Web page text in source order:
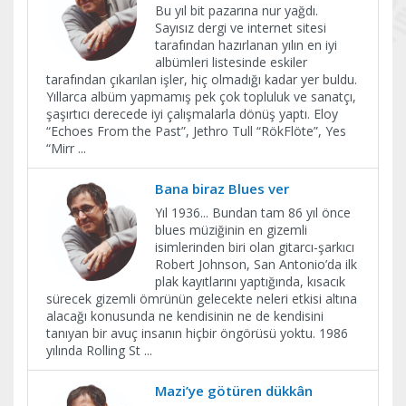
Bu yıl bit pazarına nur yağdı.
Sayısız dergi ve internet sitesi
tarafından hazırlanan yılın en iyi
albümleri listesinde eskiler
tarafından çıkarılan işler, hiç olmadığı kadar yer buldu.
Yıllarca albüm yapmamış pek çok topluluk ve sanatçı,
şaşırtıcı derecede iyi çalışmalarla dönüş yaptı. Eloy
“Echoes From the Past”, Jethro Tull “RökFlöte”, Yes
“Mirr ...
Bana biraz Blues ver
Yıl 1936... Bundan tam 86 yıl önce
blues müziğinin en gizemli
isimlerinden biri olan gitarcı-şarkıcı
Robert Johnson, San Antonio’da ilk
plak kayıtlarını yaptığında, kısacık
sürecek gizemli ömrünün gelecekte neleri etkisi altına
alacağı konusunda ne kendisinin ne de kendisini
tanıyan bir avuç insanın hiçbir öngörüsü yoktu. 1986
yılında Rolling St ...
Mazi’ye götüren dükkân